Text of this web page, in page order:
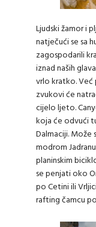
Ljudski žamor i
natječući se sa
zagospodarili
iznad naših
vrlo kratko. Već
zvukovi će
cijelo ljeto.
koja će odvući
Dalmaciji. Može
modrom
planinskim
se penjati oko
po Cetini ili
rafting čamcu